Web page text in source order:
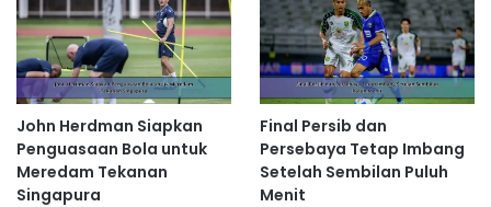
John Herdman Siapkan
Penguasaan Bola untuk
Meredam Tekanan
Singapura
Final Persib dan
Persebaya Tetap Imbang
Setelah Sembilan Puluh
Menit